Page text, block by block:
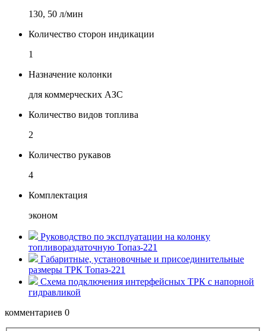
130, 50 л/мин
Количество сторон индикации
1
Назначение колонки
для коммерческих АЗС
Количество видов топлива
2
Количество рукавов
4
Комплектация
эконом
Руководство по эксплуатации на колонку
топливораздаточную Топаз-221
Габаритные, установочные и присоединительные
размеры ТРК Топаз-221
Схема подключения интерфейсных ТРК с напорной
гидравликой
комментариев 0